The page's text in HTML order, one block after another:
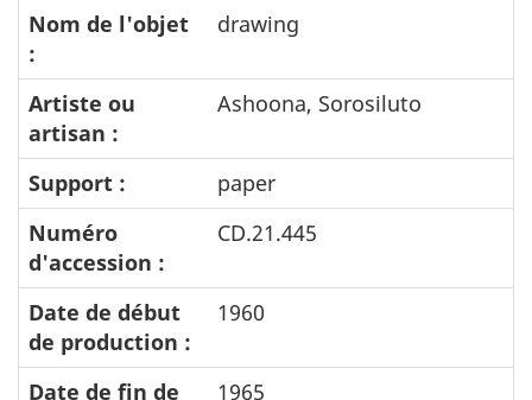
Nom de l'objet
:
drawing
Artiste ou
artisan :
Ashoona, Sorosiluto
Support :
paper
Numéro
d'accession :
CD.21.445
Date de début
de production :
1960
Date de fin de
1965